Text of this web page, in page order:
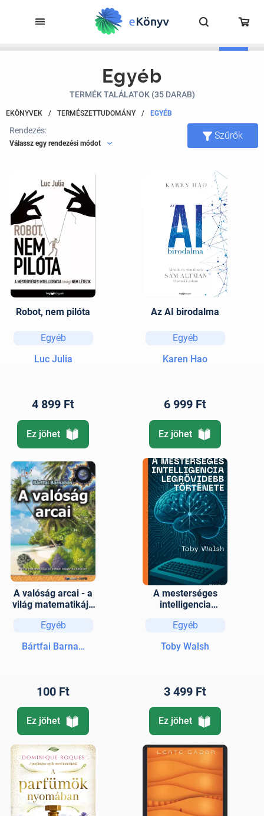
Egyéb
TERMÉK TALÁLATOK (35 DARAB)
EKÖNYVEK / TERMÉSZETTUDOMÁNY / EGYÉB
Rendezés:
Válassz egy rendezési módot
Szűrők
Robot, nem pilóta
Egyéb
Luc Julia
4 899 Ft
Ez jöhet
Az AI birodalma
Egyéb
Karen Hao
6 999 Ft
Ez jöhet
A valóság arcai - a
világ matematikája
megértés határain
Egyéb
Bártfai Barnabás
100 Ft
Ez jöhet
A mesterséges
intelligencia
története
Egyéb
Toby Walsh
3 499 Ft
Ez jöhet